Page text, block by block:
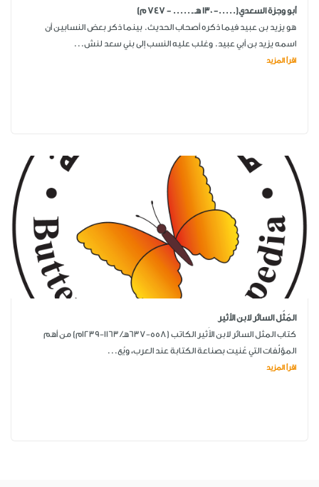
أبو وجزة السعدي(.....- 130 هـ ـ ..... - 747 م)
هو يزيد بن عبيد فيما ذكره أصحاب الحديث. بينما ذكر بعض النسابين أن
اسمه يزيد بن أبي عبيد. وغلب عليه النسب إلى بني سعد لنش...
اقرأ المزيد
المَثَل السائر لابن الأثير
كتاب المثل السائر لابن الأَثير الكاتب (558-637هـ/ 1163-1239م) من أهم
المؤلّفات التي عُنيت بصناعة الكتابة عند العرب، ويُع...
اقرأ المزيد